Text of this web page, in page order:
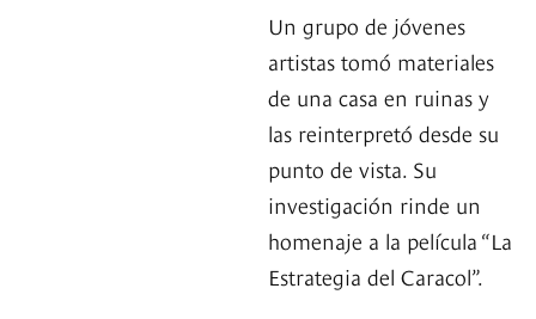
Un grupo de jóvenes
artistas tomó materiales
de una casa en ruinas y
las reinterpretó desde su
punto de vista. Su
investigación rinde un
homenaje a la película “La
Estrategia del Caracol”.